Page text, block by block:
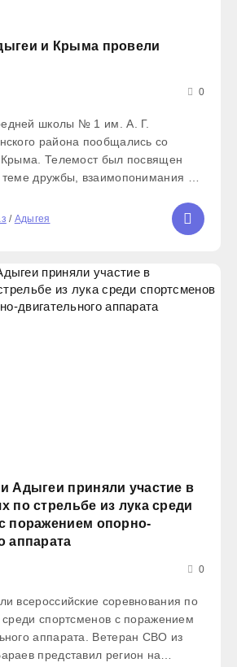
и Крыма провели
0
школы № 1 им. А. Г.
района пообщались со
Крыма. Телемост был посвящен
дружбы, взаимопонимания и
из Адыгеи рассказали о
/ Адыгея
Адыгеи приняли участие в
по стрельбе из лука среди
поражением опорно-
аппарата
0
всероссийские соревнования по
среди спортсменов с поражением
аппарата. Ветеран СВО из
представил регион на